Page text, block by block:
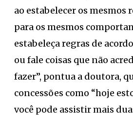
ao estabelecer os mesmos
para os mesmos
estabeleça regras de
ou fale coisas que não
fazer”, pontua a doutora,
concessões como “hoje
você pode assistir mais